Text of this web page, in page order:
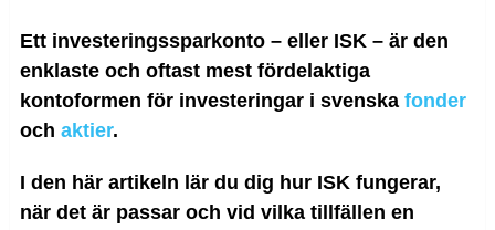
Ett investeringssparkonto – eller ISK – är den
enklaste och oftast mest fördelaktiga
kontoformen för investeringar i svenska fonder
och aktier.
I den här artikeln lär du dig hur ISK fungerar,
när det är passar och vid vilka tillfällen en